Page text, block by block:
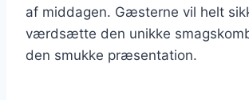
af middagen. Gæsterne vil helt
værdsætte den unikke
den smukke præsentation.